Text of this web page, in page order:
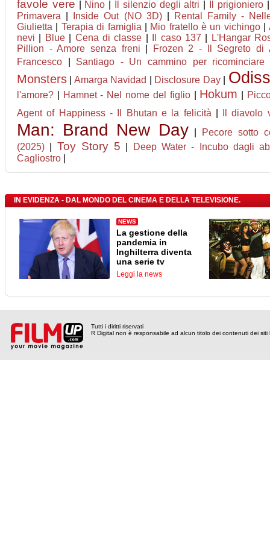
favole vere Nino Il silenzio degli altri Il prigioniero
Primavera
Inside Out (NO 3D)|
Rental Family -
Giulietta
Terapia di famiglia Mio fratello è un vichingo|
nevi
Blue| Cena di classe Il caso 137
L'Hangar
Pillion - Amore senza freni
Frozen 2 - Il Segreto di
Francesco
Santiago - Un cammino per ricominciare
Monsters Amarga Navidad Disclosure Day|
l'amore? Hamnet - Nel nome del figlio| Hokum
Agent of Happiness - Il Bhutan e la felicità
Il diavolo
Man: Brand New Day
Pecore sotto
(2025)
Toy Story 5
Deep Water - Incubo dagli
Cagliostro
IN EVIDENZA - DAL MONDO DEL CINEMA E DELLA TELEVISIONE.
NEWS
La gestione della
pandemia in
Inghilterra diventa
una serie tv
Leggi la news
Tutti i diritti riservati
R Digital non è responsabile ad alcun titolo dei contenuti dei siti